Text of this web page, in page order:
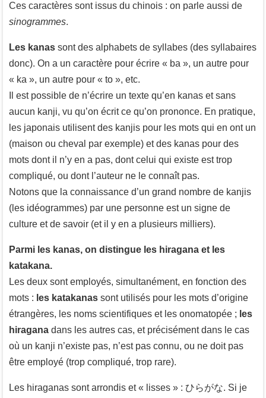
Ces caractères sont issus du chinois : on parle aussi de
sinogrammes.
Les kanas sont des alphabets de syllabes (des syllabaires
donc). On a un caractère pour écrire « ba », un autre pour
« ka », un autre pour « to », etc.
Il est possible de n’écrire un texte qu’en kanas et sans
aucun kanji, vu qu’on écrit ce qu’on prononce. En pratique,
les japonais utilisent des kanjis pour les mots qui en ont un
(maison ou cheval par exemple) et des kanas pour des
mots dont il n’y en a pas, dont celui qui existe est trop
compliqué, ou dont l’auteur ne le connaît pas.
Notons que la connaissance d’un grand nombre de kanjis
(les idéogrammes) par une personne est un signe de
culture et de savoir (et il y en a plusieurs milliers).
Parmi les kanas, on distingue les hiragana et les
katakana.
Les deux sont employés, simultanément, en fonction des
mots : les katakanas sont utilisés pour les mots d’origine
étrangères, les noms scientifiques et les onomatopée ; les
hiragana dans les autres cas, et précisément dans le cas
où un kanji n’existe pas, n’est pas connu, ou ne doit pas
être employé (trop compliqué, trop rare).
Les hiraganas sont arrondis et « lisses » : ひらがな. Si je